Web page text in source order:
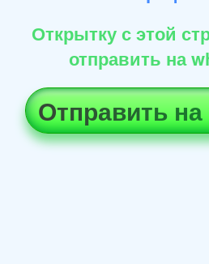
Открытку с этой
отправить на
Отправить